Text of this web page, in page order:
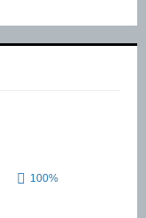
100%